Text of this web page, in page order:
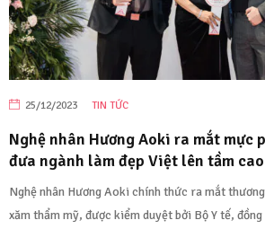
25/12/2023 TIN TỨC
Nghệ nhân Hương Aoki ra mắt mực
đưa ngành làm đẹp Việt lên tầm
Nghệ nhân Hương Aoki chính thức ra mắt
xăm thẩm mỹ, được kiểm duyệt bởi Bộ Y tế,